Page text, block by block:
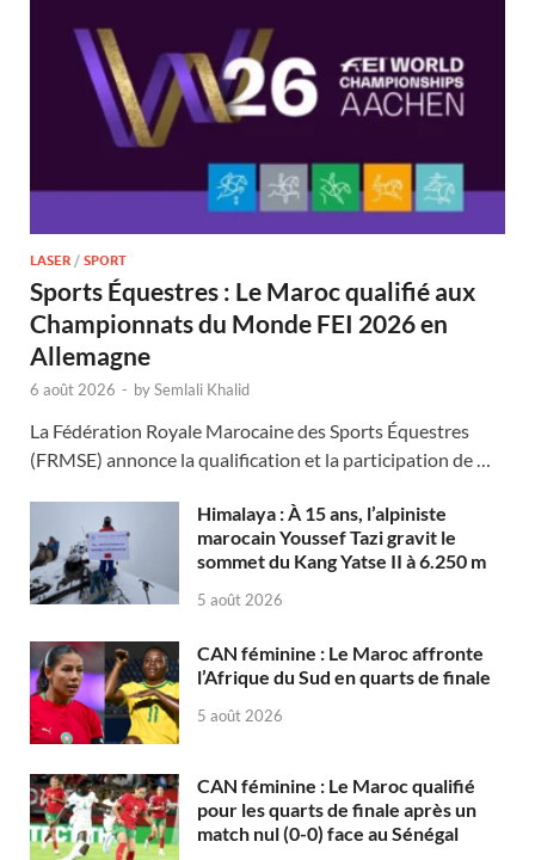
LASER / SPORT
Sports Équestres : Le Maroc qualifié aux
Championnats du Monde FEI 2026 en
Allemagne
6 août 2026 - bySemlali Khalid
La Fédération Royale Marocaine des Sports Équestres
(FRMSE) annonce la qualification et la participation de …
Himalaya : À 15 ans, l’alpiniste
marocain Youssef Tazi gravit le
sommet du Kang Yatse II à 6.250 m
5 août 2026
CAN féminine : Le Maroc affronte
l’Afrique du Sud en quarts de finale
5 août 2026
CAN féminine : Le Maroc qualifié
pour les quarts de finale après un
match nul (0-0) face au Sénégal